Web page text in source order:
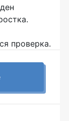
проверка.